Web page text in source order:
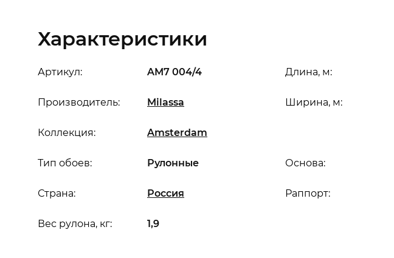
Характеристики
Артикул: AM7 004/4
Производитель: Milassa
Коллекция: Amsterdam
Длина, м:
Ширина, м:
Вес рулона, кг: 1,9
Раппорт:
Основа:
Страна:
Россия
Тип обоев: Рулонные